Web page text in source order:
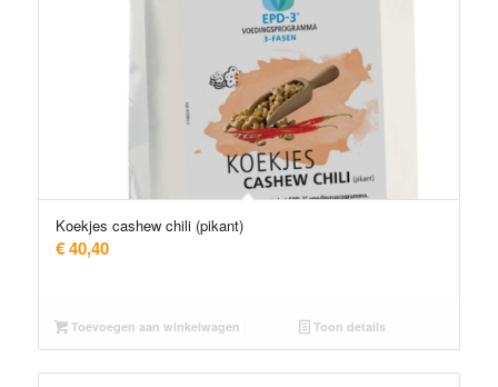
Koekjes cashew chili (pikant)
€40,40
Toevoegen aan winkelwagen Toon details